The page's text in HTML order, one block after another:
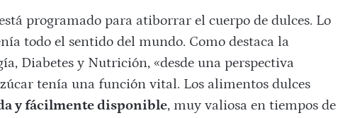
programado para atiborrar el cuerpo de dulces. Lo
todo el sentido del mundo. Como destaca la
Diabetes y Nutrición, «desde una perspectiva
tenía una función vital. Los alimentos dulces
y fácilmente disponible, muy valiosa en tiempos de